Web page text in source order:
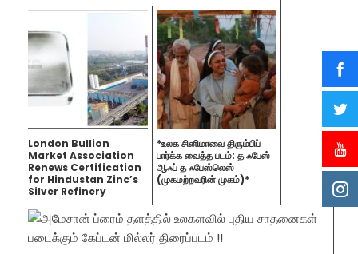
London Bullion
Market Association
Renews Certification
for Hindustan Zinc’s
Silver Refinery
*உலக சினிமாவை திரும்பிப்
பார்க்க வைத்த படம்: த ஃபேஸ்
ஆஃப் த ஃபேஸ்லெஸ்
(முகமற்றவரின் முகம்)*